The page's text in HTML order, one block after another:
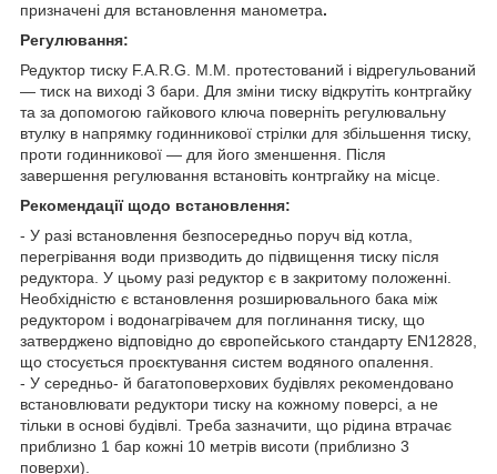
призначені для встановлення манометра.
Регулювання:
Редуктор тиску F.A.R.G. M.M. протестований і відрегульований
— тиск на виході 3 бари. Для зміни тиску відкрутіть контргайку
та за допомогою гайкового ключа поверніть регулювальну
втулку в напрямку годинникової стрілки для збільшення тиску,
проти годинникової — для його зменшення. Після
завершення регулювання встановіть контргайку на місце.
Рекомендації щодо встановлення:
- У разі встановлення безпосередньо поруч від котла,
перегрівання води призводить до підвищення тиску після
редуктора. У цьому разі редуктор є в закритому положенні.
Необхідністю є встановлення розширювального бака між
редуктором і водонагрівачем для поглинання тиску, що
затверджено відповідно до європейського стандарту EN12828,
що стосується проєктування систем водяного опалення.
- У середньо- й багатоповерхових будівлях рекомендовано
встановлювати редуктори тиску на кожному поверсі, а не
тільки в основі будівлі. Треба зазначити, що рідина втрачає
приблизно 1 бар кожні 10 метрів висоти (приблизно 3
поверхи).